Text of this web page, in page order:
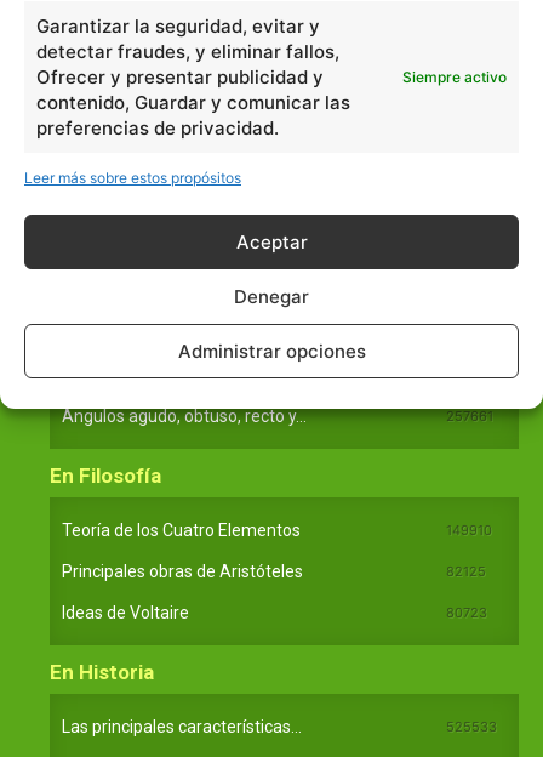
Garantizar la seguridad, evitar y
detectar fraudes, y eliminar fallos,
Ofrecer y presentar publicidad y
contenido, Guardar y comunicar las
preferencias de privacidad.
Siempre activo
Leer más sobre estos propósitos
Aceptar
Denegar
Administrar opciones
Ciencias
Filosofía
Historia
Lengua
Tecnología
Números romanos 260229
Ángulos agudo, obtuso, recto y... 257661
En Filosofía
Teoría de los Cuatro Elementos 149910
Principales obras de Aristóteles 82125
Ideas de Voltaire 80723
En Historia
Las principales características... 525533